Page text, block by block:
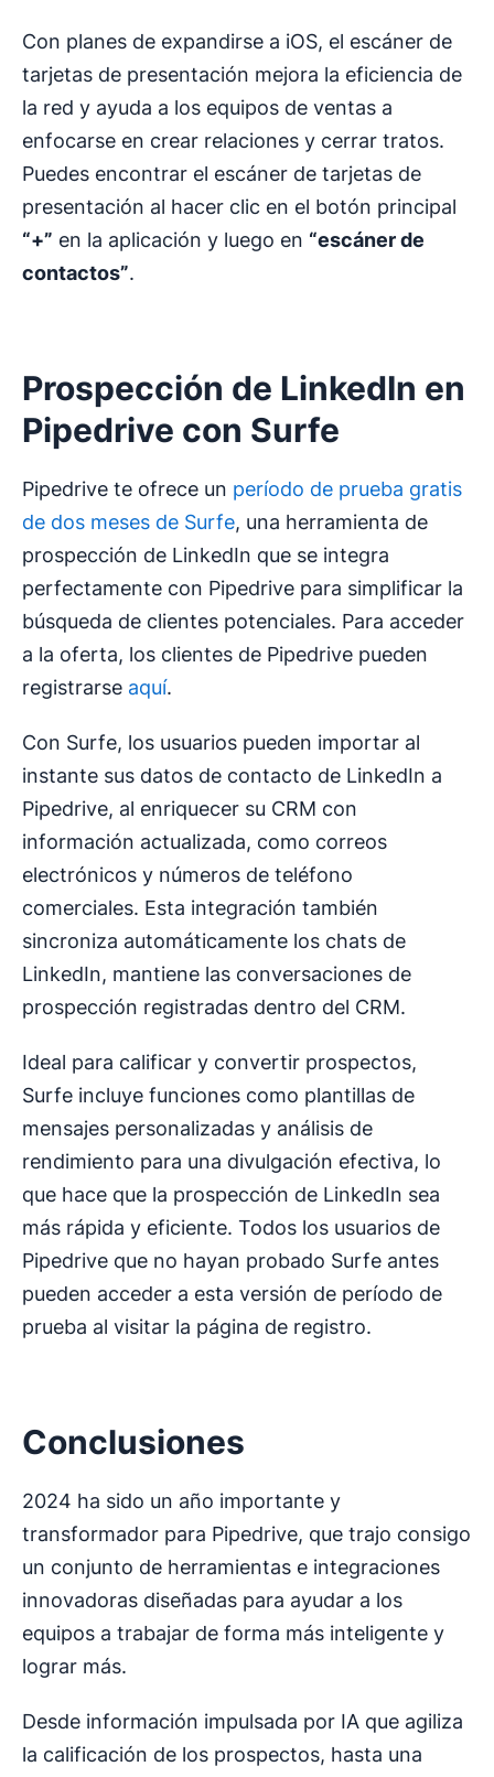
Con planes de expandirse a iOS, el escáner de
tarjetas de presentación mejora la eficiencia de
la red y ayuda a los equipos de ventas a
enfocarse en crear relaciones y cerrar tratos.
Puedes encontrar el escáner de tarjetas de
presentación al hacer clic en el botón principal
“+” en la aplicación y luego en “escáner de
contactos”.
Prospección de LinkedIn en
Pipedrive con Surfe
Pipedrive te ofrece un período de prueba gratis
de dos meses de Surfe, una herramienta de
prospección de LinkedIn que se integra
perfectamente con Pipedrive para simplificar la
búsqueda de clientes potenciales. Para acceder
a la oferta, los clientes de Pipedrive pueden
registrarse aquí.
Con Surfe, los usuarios pueden importar al
instante sus datos de contacto de LinkedIn a
Pipedrive, al enriquecer su CRM con
información actualizada, como correos
electrónicos y números de teléfono
comerciales. Esta integración también
sincroniza automáticamente los chats de
LinkedIn, mantiene las conversaciones de
prospección registradas dentro del CRM.
Ideal para calificar y convertir prospectos,
Surfe incluye funciones como plantillas de
mensajes personalizadas y análisis de
rendimiento para una divulgación efectiva, lo
que hace que la prospección de LinkedIn sea
más rápida y eficiente. Todos los usuarios de
Pipedrive que no hayan probado Surfe antes
pueden acceder a esta versión de período de
prueba al visitar la página de registro.
Conclusiones
2024 ha sido un año importante y
transformador para Pipedrive, que trajo consigo
un conjunto de herramientas e integraciones
innovadoras diseñadas para ayudar a los
equipos a trabajar de forma más inteligente y
lograr más.
Desde información impulsada por IA que agiliza
la calificación de los prospectos, hasta una